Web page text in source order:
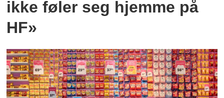
ikke føler seg hjemme på
HF»